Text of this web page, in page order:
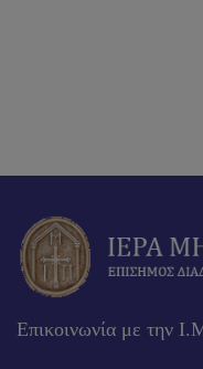
Επικοινωνία με την